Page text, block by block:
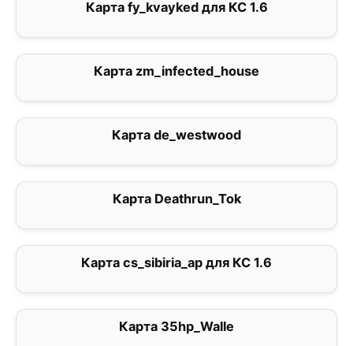
Карта fy_kvayked для КС 1.6
Карта zm_infected_house
Карта de_westwood
Карта Deathrun_Tok
Карта cs_sibiria_ap для КС 1.6
Карта 35hp_Walle